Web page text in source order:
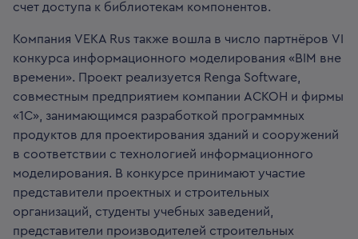
счет доступа к библиотекам компонентов.
Компания VEKA Rus также вошла в число партнёров VI
конкурса информационного моделирования «BIM вне
времени». Проект реализуется Renga Software,
совместным предприятием компании АСКОН и фирмы
«1С», занимающимся разработкой программных
продуктов для проектирования зданий и сооружений
в соответствии с технологией информационного
моделирования. В конкурсе принимают участие
представители проектных и строительных
организаций, студенты учебных заведений,
представители производителей строительных